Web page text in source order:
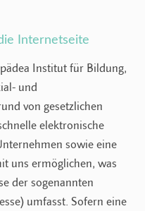
Internetseite
Institut für Bildung,
und
von gesetzlichen
elektronische
sowie eine
uns ermöglichen, was
der sogenannten
umfasst. Sofern eine